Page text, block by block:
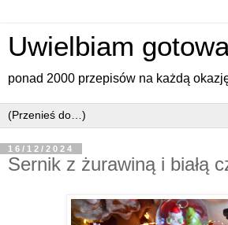
Uwielbiam
ponad 2000 przepisów na każdą
16/12/2024
Sernik z żurawiną i białą